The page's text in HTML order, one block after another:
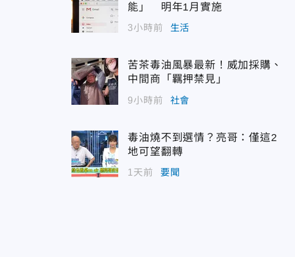
能」 明年1月實施
3小時前 生活
苦茶毒油風暴最新！威加採購、
中間商「羈押禁見」
9小時前 社會
毒油燒不到選情？亮哥：僅這2
地可望翻轉
1天前 要聞